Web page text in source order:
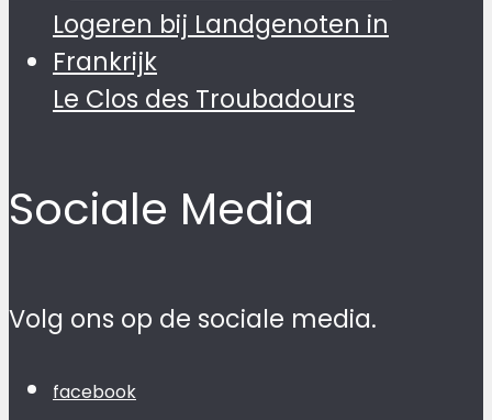
Le Clos des Troubadours
Sociale Media
Volg ons op de sociale media.
facebook